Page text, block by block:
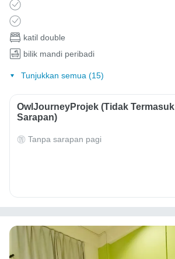
katil double
bilik mandi peribadi
Tunjukkan semua (15)
OwlJourneyProjek (Tidak Termasuk
Sarapan)
Tanpa sarapan pagi